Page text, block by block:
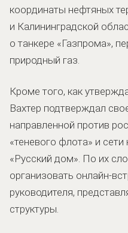
координаты нефтяных
и Калининградской
о танкере «Газпрома»,
природный газ.
Кроме того, как
Вахтер подтверждал
направленной против
«теневого флота» и сети
«Русский дом». По их
организовать онлайн-
руководителя,
структуры.